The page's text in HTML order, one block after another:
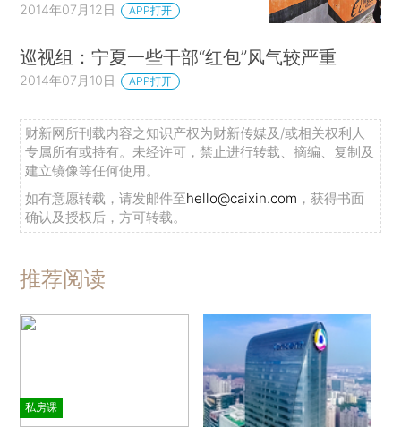
2014年07月12日 APP打开
巡视组：宁夏一些干部“红包”风气较严重
2014年07月10日 APP打开
财新网所刊载内容之知识产权为财新传媒及/或相关权利人
专属所有或持有。未经许可，禁止进行转载、摘编、复制及
建立镜像等任何使用。
如有意愿转载，请发邮件至hello@caixin.com ，获得书面
确认及授权后，方可转载。
推荐阅读
私房课